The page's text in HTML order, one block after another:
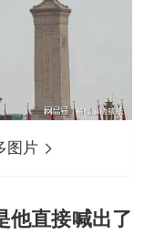
图片
他直接喊出了